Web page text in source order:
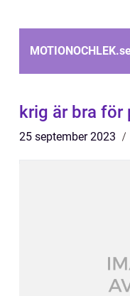
MOTIONOCHLEK.
krig är bra
25 september 2023